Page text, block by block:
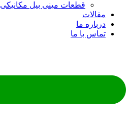
قطعات مینی بیل مکانیکی
مقالات
درباره ما
تماس با ما